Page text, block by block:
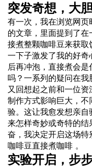
突发奇想，大
有一次，我在浏览网
的文章，里面提到了
接煮整颗咖啡豆来获
一下子激发了我的好
后再冲泡，直接煮会
吗？一系列的疑问在我
又回想起之前和一位
制作方式影响巨大，
验。这让我愈发想亲
来怎样奇妙或奇特的
奋，我决定开启这场
咖啡豆直接煮咖啡 。
实验开启，步